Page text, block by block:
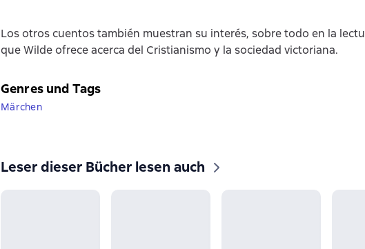
Los otros cuentos también muestran su interés, sobre todo en la
que Wilde ofrece acerca del Cristianismo y la sociedad victoriana.
Genres und Tags
Märchen
Leser dieser Bücher lesen auch